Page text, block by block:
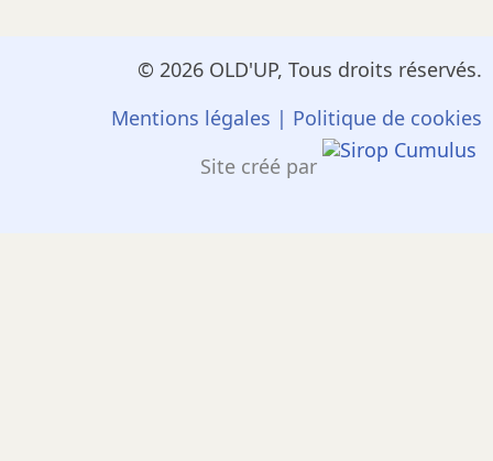
© 2026 OLD'UP, Tous droits réservés.
Mentions légales | Politique de cookies
Site créé par